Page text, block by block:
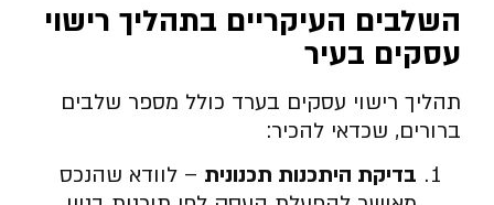
השלבים העיקריים בתהליך רישוי
עסקים בעיר
תהליך רישוי עסקים בערד כולל מספר שלבים
ברורים, שכדאי להכיר:
בדיקת היתכנות תכנונית – לוודא שהנכס